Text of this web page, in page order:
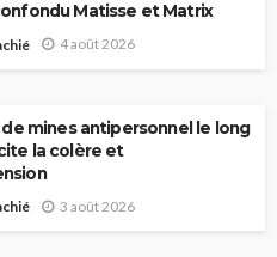
Matisse et Matrix
4 août 2026
de mines antipersonnel le long
la colère et
3 août 2026